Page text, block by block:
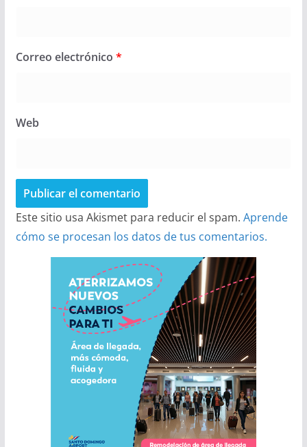
Correo electrónico *
Web
Este sitio usa Akismet para reducir el spam. Aprende
cómo se procesan los datos de tus comentarios.